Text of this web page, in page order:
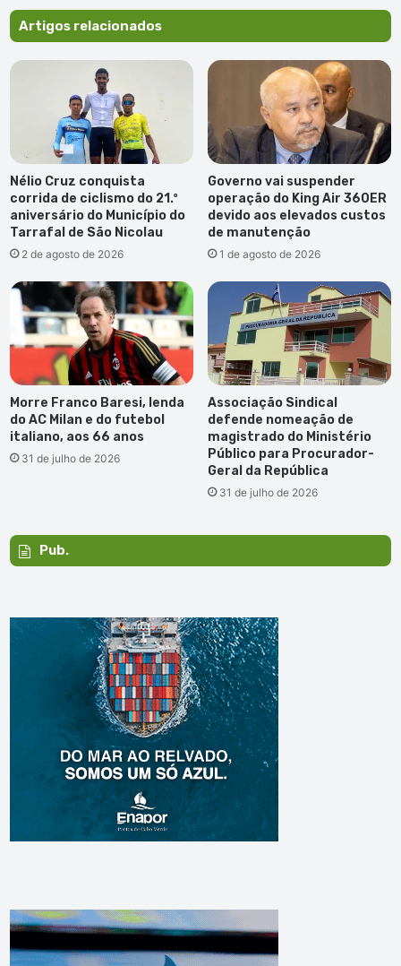
da
articulação
interinstitucional
Artigos relacionados
Nélio Cruz conquista
corrida de ciclismo do 21.º
aniversário do Município do
Tarrafal de São Nicolau
2 de agosto de 2026
Governo vai suspender
operação do King Air 360ER
devido aos elevados custos
de manutenção
1 de agosto de 2026
Morre Franco Baresi, lenda
do AC Milan e do futebol
italiano, aos 66 anos
31 de julho de 2026
Associação Sindical
defende nomeação de
magistrado do Ministério
Público para Procurador-
Geral da República
31 de julho de 2026
Pub.